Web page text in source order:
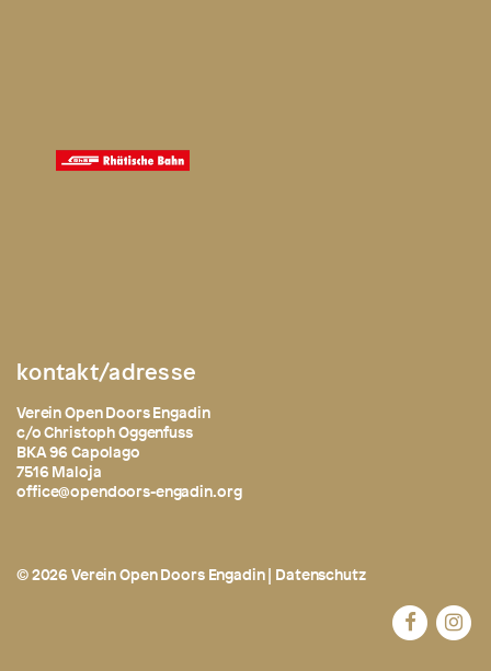
kontakt/adresse
Verein Open Doors Engadin
c/o Christoph Oggenfuss
BKA 96 Capolago
7516 Maloja
office@opendoors-engadin.org
© 2026 Verein Open Doors Engadin | Datenschutz